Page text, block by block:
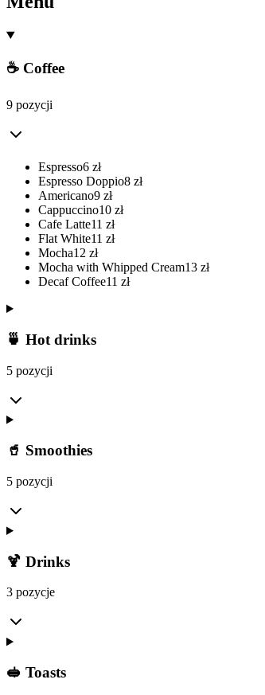
☕ Coffee
9 pozycji
Espresso6 zł
Espresso Doppio8 zł
Americano9 zł
Cappuccino10 zł
Cafe Latte11 zł
Flat White11 zł
Mocha12 zł
Mocha with Whipped Cream13 zł
Decaf Coffee11 zł
🍵 Hot drinks
5 pozycji
🥤 Smoothies
5 pozycji
🍹 Drinks
3 pozycje
🥪 Toasts